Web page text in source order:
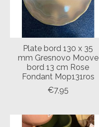
Plate bord 130 x 35
mm Gresnovo Moove
bord 13 cm Rose
Fondant Mop131ros
€7,95